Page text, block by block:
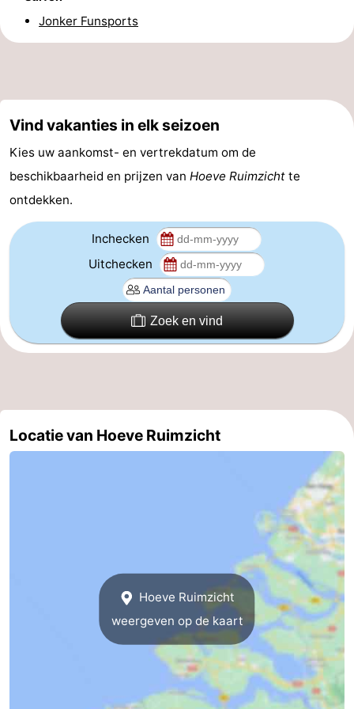
Binnenspeeltuinen
-
Minigolfbanen
Wellness
centra
Dorpen
Rondleidingen
Sporten
Fietsen
-
Jonker Funsports
Vind vakanties in elk seizoen
Kies uw aankomst- en vertrekdatum om de
beschikbaarheid en prijzen van Hoeve Ruimzicht te
ontdekken.
Inchecken
Uitchecken
Zoek en vind
Locatie van Hoeve Ruimzicht
Hoeve Ruimzicht
weergeven op de kaart